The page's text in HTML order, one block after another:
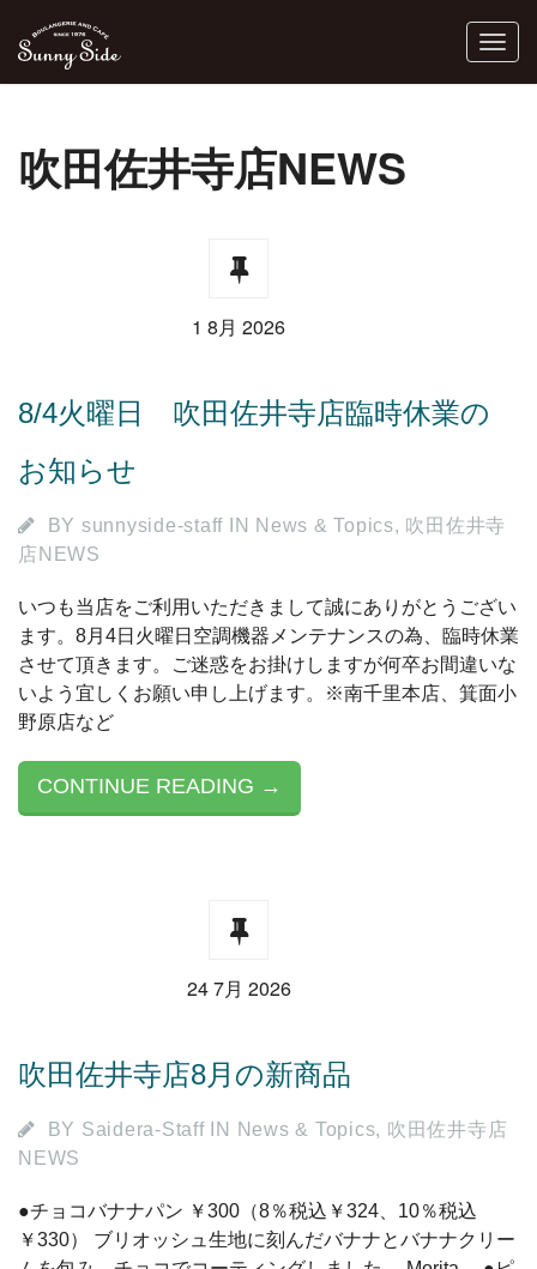
吹田佐井寺店NEWS
1 8月 2026
8/4火曜日 吹田佐井寺店臨時休業の
お知らせ
BY sunnyside-staff IN News & Topics, 吹田佐井寺
店NEWS
いつも当店をご利用いただきまして誠にありがとうござい
ます。8月4日火曜日空調機器メンテナンスの為、臨時休業
させて頂きます。ご迷惑をお掛けしますが何卒お間違いな
いよう宜しくお願い申し上げます。※南千里本店、箕面小
野原店など
CONTINUE READING →
24 7月 2026
吹田佐井寺店8月の新商品
BY Saidera-StaffIN News & Topics, 吹田佐井寺店
NEWS
●チョコバナナパン ￥300（8％税込￥324、10％税込
￥330） ブリオッシュ生地に刻んだバナナとバナナクリー